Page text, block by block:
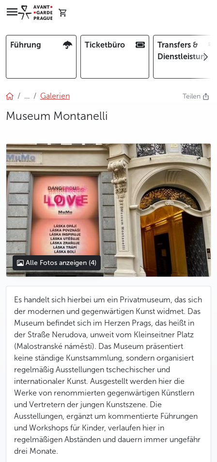
Führung Ticketbüro
Transfers &
… Galerien Teilen
Museum Montanelli
Alle Fotos anzeigen (4)
Es handelt sich hierbei um ein Privatmuseum, das sich
der modernen und gegenwärtigen Kunst widmet. Das
Museum befindet sich im Herzen Prags, das heißt in
der Straße Nerudova, unweit vom Kleinseitner Platz
(Malostranské náměstí). Das Museum präsentiert
keine ständige Kunstsammlung, sondern organisiert
regelmäßig Ausstellungen tschechischer und
internationaler Kunst. Ausgestellt werden hier die
Werke von renommierten gegenwärtigen Künstlern
und Vertretern der jungen Kunstszene. Die
Ausstellungen, ergänzt um kommentierte Führungen
und Workshops für Kinder, verlaufen hier in
regelmäßigen Abständen und dauern immer ungefähr
drei Monate.